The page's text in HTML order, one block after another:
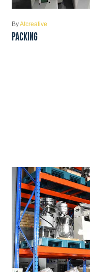
ByAtcreative
PACKING